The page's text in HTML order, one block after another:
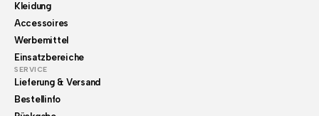
Kleidung
Accessoires
Werbemittel
Einsatzbereiche
SERVICE
Lieferung & Versand
Bestellinfo